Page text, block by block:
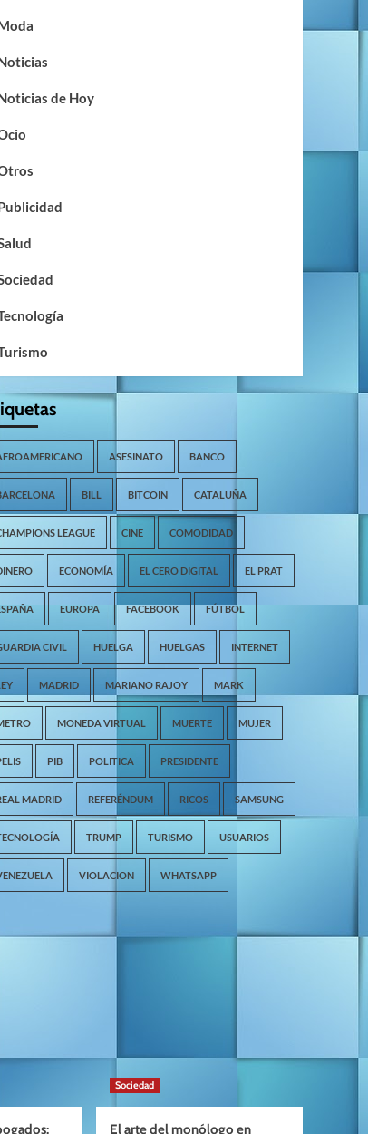
de Hoy
ASESINATO BANCO
BILL BITCOIN CATALUÑA
LEAGUE CINE COMODIDAD
ECONOMÍA EL CERO DIGITAL EL PRAT
EUROPA FACEBOOK FÚTBOL
CIVIL HUELGA HUELGAS INTERNET
MADRID MARIANO RAJOY MARK
MONEDA VIRTUAL MUERTE MUJER
PIB POLITICA PRESIDENTE
MADRID REFERÉNDUM RICOS SAMSUNG
TRUMP TURISMO USUARIOS
VIOLACION WHATSAPP
Sociedad
El arte del monólogo en